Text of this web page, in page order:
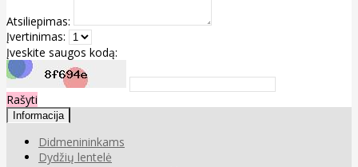
Atsiliepimas:
Įvertinimas:
Įveskite saugos kodą:
Rašyti
Informacija
Didmenininkams
Dydžių lentelė